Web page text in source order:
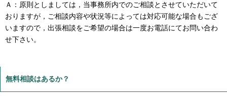
Ａ：原則としましては，当事務所内でのご相談とさせていただいて
おりますが，ご相談内容や状況等によっては対応可能な場合もござ
いますので，出張相談をご希望の場合は一度お電話にてお問い合わ
せ下さい。
無料相談はあるか？